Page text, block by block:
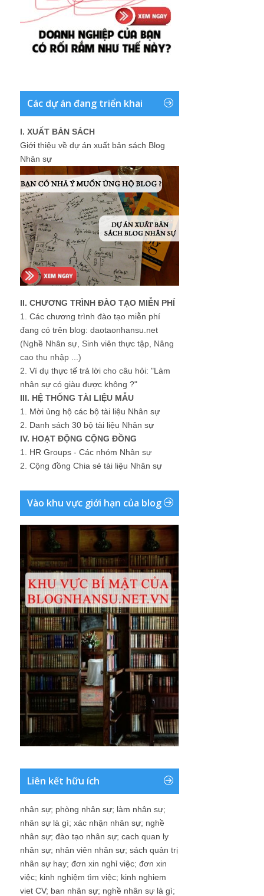
Các dự án đang triển khai
I. XUẤT BẢN SÁCH
Giới thiệu về dự án xuất bản sách Blog
Nhân sự
II. CHƯƠNG TRÌNH ĐÀO TẠO MIỄN PHÍ
1. Các chương trình đào tạo miễn phí
đang có trên blog: daotaonhansu.net
(Nghề Nhân sự, Sinh viên thực tập, Nâng
cao thu nhập ...)
2. Ví dụ thực tế trả lời cho câu hỏi: "Làm
nhân sự có giàu được không ?"
III. HỆ THỐNG TÀI LIỆU MẪU
1. Mời ủng hộ các bộ tài liệu Nhân sự
2. Danh sách 30 bộ tài liệu Nhân sự
IV. HOẠT ĐỘNG CỘNG ĐỒNG
1. HR Groups - Các nhóm Nhân sự
2. Cộng đồng Chia sẻ tài liệu Nhân sự
Vào khu vực giới hạn của blog
Liên kết hữu ích
nhân sự; phòng nhân sự; làm nhân sự;
nhân sự là gì; xác nhận nhân sự; nghề
nhân sự; đào tạo nhân sự; cach quan ly
nhân sự; nhân viên nhân sự; sách quản trị
nhân sự hay; đơn xin nghỉ việc; đơn xin
việc; kinh nghiệm tìm việc; kinh nghiem
viet CV; ban nhân sự; nghề nhân sự là gì;